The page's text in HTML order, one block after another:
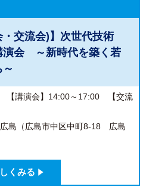
・交流会)】次世代技術
演会 ～新時代を築く若
【講演会】14:00～17:00 【交流
島（広島市中区中町8-18 広島
くみる